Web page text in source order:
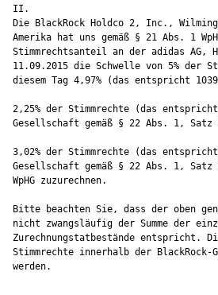
II.
Die BlackRock Holdco 2, Inc.,
Amerika hat uns gemäß § 21 Abs. 1
Stimmrechtsanteil an der adidas AG,
11.09.2015 die Schwelle von 5% der
diesem Tag 4,97% (das entspricht
2,25% der Stimmrechte (das
Gesellschaft gemäß § 22 Abs. 1, Satz
3,02% der Stimmrechte (das
Gesellschaft gemäß § 22 Abs. 1,
WpHG zuzurechnen.
Bitte beachten Sie, dass der oben
nicht zwangsläufig der Summe der
Zurechnungstatbestände entspricht.
Stimmrechte innerhalb der BlackRock-
werden.